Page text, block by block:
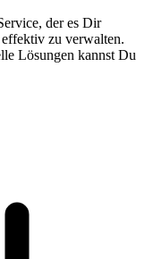
der es Dir
zu verwalten.
Lösungen kannst Du